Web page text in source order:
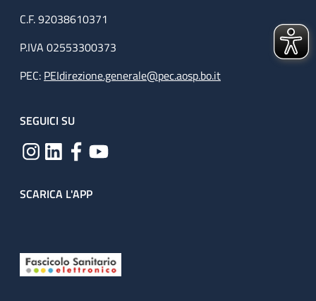
C.F. 92038610371
P.IVA 02553300373
PEC: PEIdirezione.generale@pec.aosp.bo.it
SEGUICI SU
SCARICA L'APP